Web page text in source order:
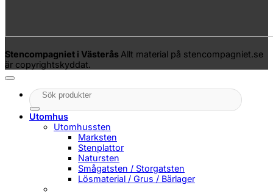
Stencompagniet i Västerås Allt material på stencompagniet.se
är copyrightskyddat.
Sök
efter:
Utomhus
Utomhussten
Marksten
Stenplattor
Natursten
Smågatsten / Storgatsten
Lösmaterial / Grus / Bärlager